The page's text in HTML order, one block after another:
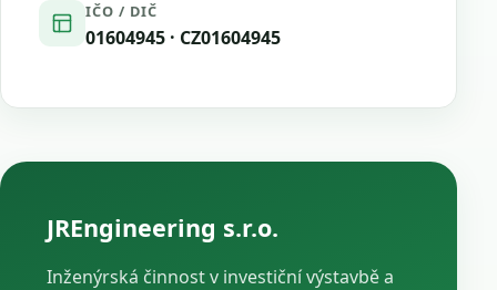
IČO / DIČ
01604945 · CZ01604945
JREngineering s.r.o.
Inženýrská činnost v investiční výstavbě a